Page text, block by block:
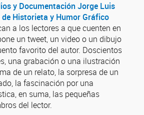
y Documentación Jorge Luis
de Historieta y Humor Gráfico
a los lectores a que cuenten en
un tweet, un video o un dibujo
favorito del autor. Doscientos
una grabación o una ilustración
de un relato, la sorpresa de un
la fascinación por una
en suma, las pequeñas
del lector.